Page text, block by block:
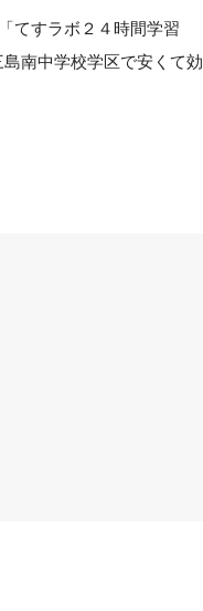
てすラボ２４時間学習
南中学校学区で安くて効